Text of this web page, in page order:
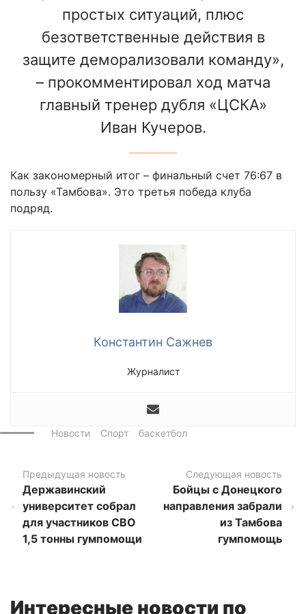
простых ситуаций, плюс
безответственные действия в
защите деморализовали команду»,
– прокомментировал ход матча
главный тренер дубля «ЦСКА»
Иван Кучеров.
Как закономерный итог – финальный счет 76:67 в
пользу «Тамбова». Это третья победа клуба
подряд.
Константин Сажнев
Журналист
Новости Спорт баскетбол
Предыдущая новость
Державинский
университет собрал
для участников СВО
1,5 тонны гумпомощи
Следующая новость
Бойцы с Донецкого
направления забрали
из Тамбова
гумпомощь
Интересные новости по